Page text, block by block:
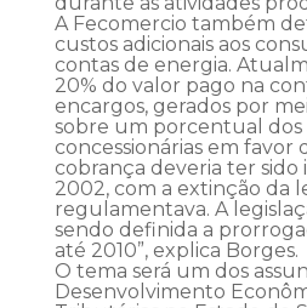
A Fecomercio também
custos adicionais aos
contas de energia.
20% do valor pago na
encargos, gerados por
sobre um porcentual dos
concessionárias em favor
cobrança deveria ter
2002, com a extinção da
regulamentava. A
sendo definida a
até 2010”, explica Borges.
O tema será um dos
Desenvolvimento